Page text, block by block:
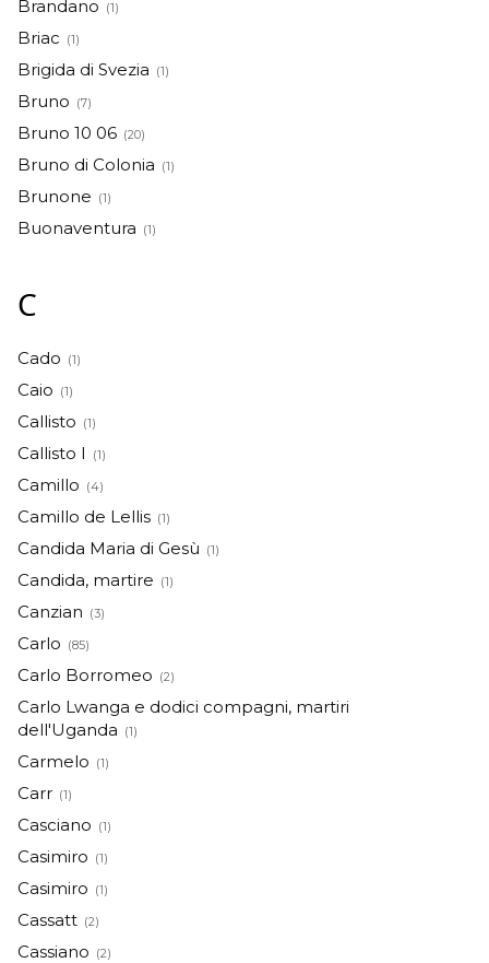
Brandano (1)
Briac (1)
Brigida di Svezia (1)
Bruno (7)
Bruno 10 06 (20)
Bruno di Colonia (1)
Brunone (1)
Buonaventura (1)
C
Cado (1)
Caio (1)
Callisto (1)
Callisto I (1)
Camillo (4)
Camillo de Lellis (1)
Candida Maria di Gesù (1)
Candida, martire (1)
Canzian (3)
Carlo (85)
Carlo Borromeo (2)
Carlo Lwanga e dodici compagni, martiri
dell'Uganda (1)
Carmelo (1)
Carr (1)
Casciano (1)
Casimiro (1)
Casimiro (1)
Cassatt (2)
Cassiano (2)